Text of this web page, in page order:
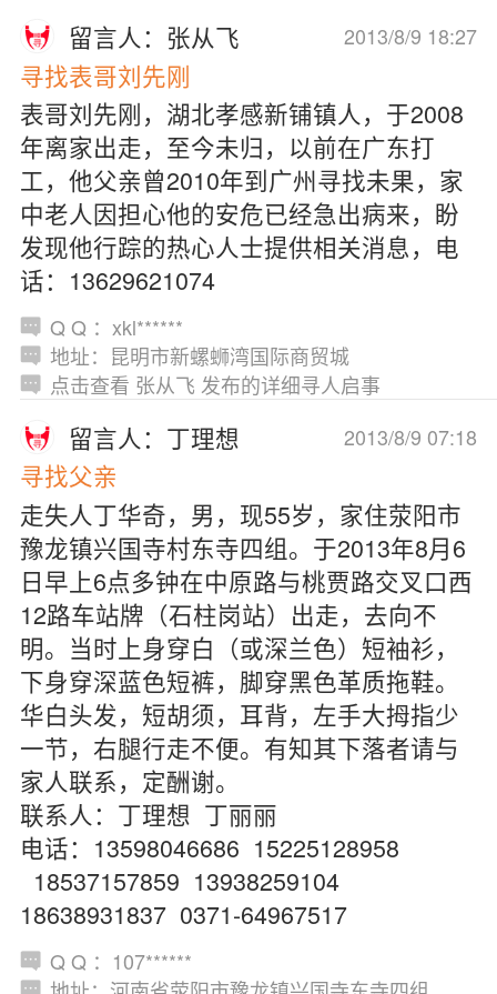
2013/8/9 18:27
留言人：张从飞
寻找表哥刘先刚
表哥刘先刚，湖北孝感新铺镇人，于2008
年离家出走，至今未归，以前在广东打
工，他父亲曾2010年到广州寻找未果，家
中老人因担心他的安危已经急出病来，盼
发现他行踪的热心人士提供相关消息，电
话：13629621074
Q Q ：xkl******
地址：昆明市新螺蛳湾国际商贸城
点击查看 张从飞 发布的详细寻人启事
2013/8/9 07:18
留言人：丁理想
寻找父亲
走失人丁华奇，男，现55岁，家住荥阳市
豫龙镇兴国寺村东寺四组。于2013年8月6
日早上6点多钟在中原路与桃贾路交叉口西
12路车站牌（石柱岗站）出走，去向不
明。当时上身穿白（或深兰色）短袖衫，
下身穿深蓝色短裤，脚穿黑色革质拖鞋。
华白头发，短胡须，耳背，左手大拇指少
一节，右腿行走不便。有知其下落者请与
家人联系，定酬谢。
联系人：丁理想 丁丽丽
电话：13598046686 15225128958
18537157859 13938259104
18638931837 0371-64967517
Q Q ：107******